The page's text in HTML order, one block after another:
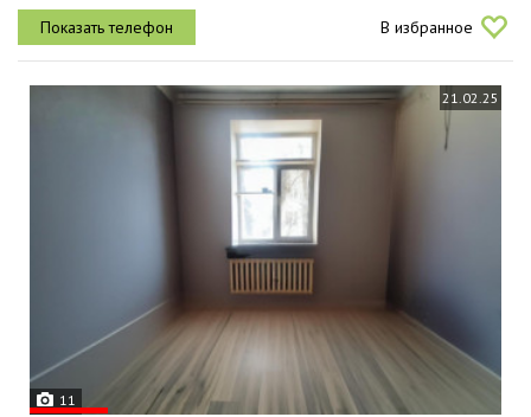
комнате можно реализовать смелые дизайнерские решения по...
В избранное
21.02.25
11